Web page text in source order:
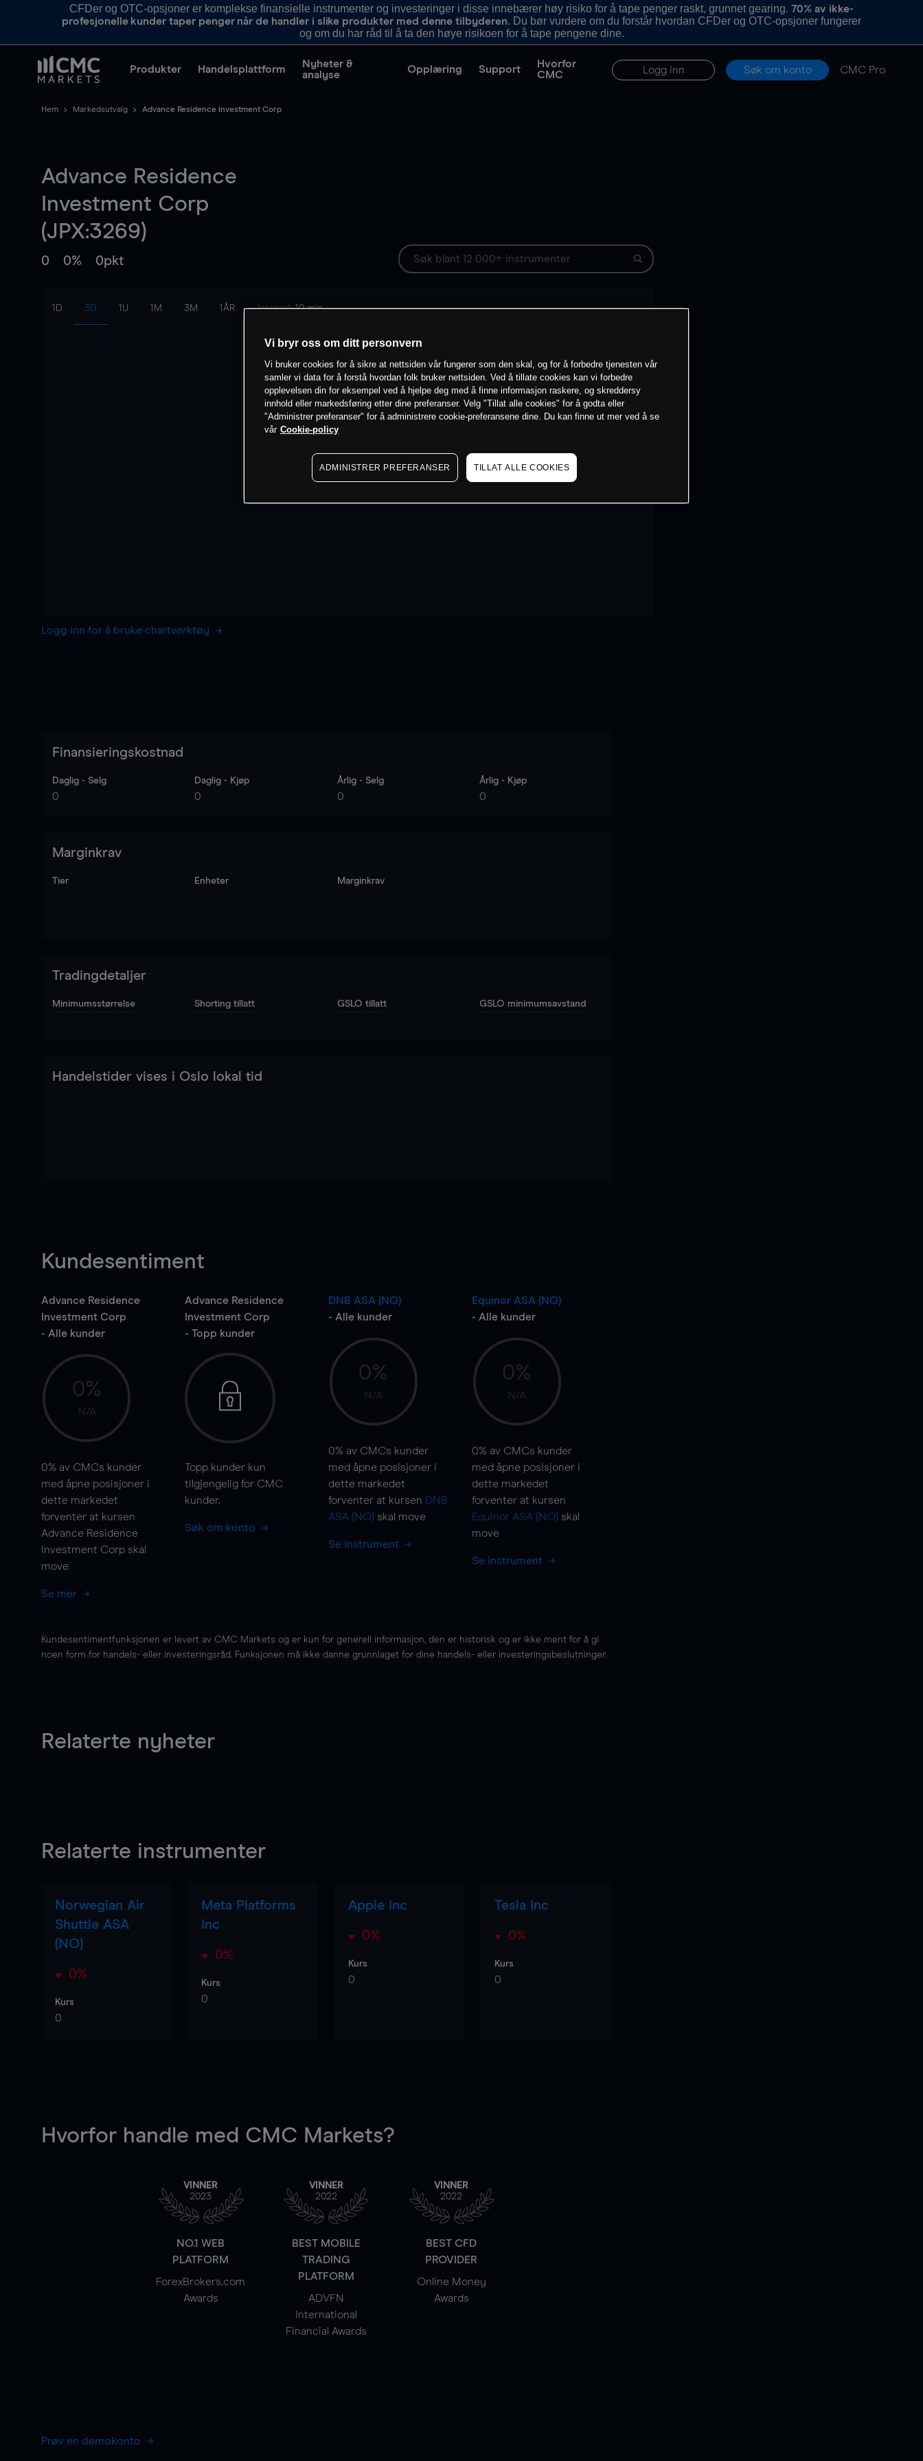
CFDer og OTC-opsjoner er komplekse finansielle instrumenter og investeringer i disse innebærer høy risiko for å tape penger raskt, grunnet gearing.70% av ikke-
profesjonelle kunder taper penger når de handler i slike produkter med denne tilbyderen. Du bør vurdere om du forstår hvordan CFDer og OTC-opsjoner fungerer
og om du har råd til å ta den høye risikoen for å tape pengene dine.
Produkter Handelsplattform
Nyheter &
analyse
Opplæring Support
Hvorfor
CMC
Logg inn Søk om konto CMC Pro
Hem Markedsutvalg Advance Residence Investment Corp
Advance Residence
Investment Corp
(JPX:3269)
0 0% 0pkt
1D 3D 1U 1M 3M 1ÅR Intervall:10 min
Logg inn for å bruke chartverktøy
Finansieringskostnad
Daglig - Selg
0
Daglig - Kjøp
0
Årlig - Selg
0
Årlig - Kjøp
0
Marginkrav
Tier Enheter Marginkrav
Tradingdetaljer
Minimumsstørrelse Shorting tillatt GSLO tillatt GSLO minimumsavstand
Handelstider vises i Oslo lokal tid
Kundesentiment
Advance Residence
Investment Corp
- Alle kunder
0%
N/A
0% av CMCs kunder
med åpne posisjoner i
dette markedet
forventer at kursen
Advance Residence
Investment Corp skal
move
Se mer
Advance Residence
Investment Corp
- Topp kunder
Topp kunder kun
tilgjengelig for CMC
kunder.
Søk om konto
DNB ASA (NO)
- Alle kunder
0%
N/A
0% av CMCs kunder
med åpne posisjoner i
dette markedet
forventer at kursen DNB
ASA (NO) skal move
Se instrument
Equinor ASA (NO)
- Alle kunder
0%
N/A
0% av CMCs kunder
med åpne posisjoner i
dette markedet
forventer at kursen
Equinor ASA (NO) skal
move
Se instrument
Kundesentimentfunksjonen er levert av CMC Markets og er kun for generell informasjon, den er historisk og er ikke ment for å gi
noen form for handels- eller investeringsråd. Funksjonen må ikke danne grunnlaget for dine handels- eller investeringsbeslutninger.
Relaterte nyheter
Relaterte instrumenter
Norwegian Air
Shuttle ASA
(NO)
0%
Kurs
0
Meta Platforms
Inc
0%
Kurs
0
Apple Inc
0%
Kurs
0
Tesla Inc
0%
Kurs
0
Hvorfor handle med CMC Markets?
VINNER
2023
NO.1 WEB
PLATFORM
ForexBrokers.com
Awards
VINNER
2022
BEST MOBILE
TRADING
PLATFORM
ADVFN
International
Financial Awards
VINNER
2022
BEST CFD
PROVIDER
Online Money
Awards
Prøv en demokonto
Vi bryr oss om ditt personvern
Vi bruker cookies for å sikre at nettsiden vår fungerer som den skal, og for å forbedre tjenesten vår
samler vi data for å forstå hvordan folk bruker nettsiden. Ved å tillate cookies kan vi forbedre
opplevelsen din for eksempel ved å hjelpe deg med å finne informasjon raskere, og skreddersy
innhold eller markedsføring etter dine preferanser. Velg "Tillat alle cookies" for å godta eller
"Administrer preferanser" for å administrere cookie-preferansene dine. Du kan finne ut mer ved å se
vår Cookie-policy
ADMINISTRER PREFERANSER TILLAT ALLE COOKIES